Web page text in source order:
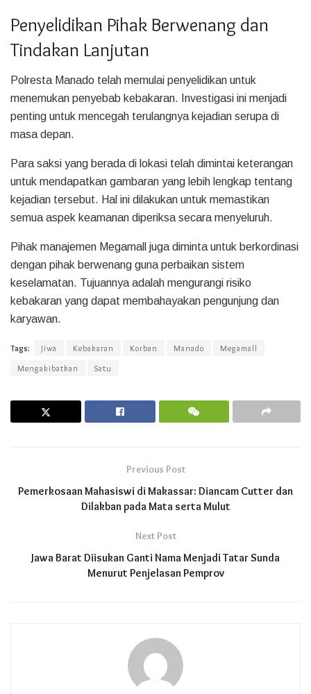
Penyelidikan Pihak Berwenang dan
Tindakan Lanjutan
Polresta Manado telah memulai penyelidikan untuk
menemukan penyebab kebakaran. Investigasi ini menjadi
penting untuk mencegah terulangnya kejadian serupa di
masa depan.
Para saksi yang berada di lokasi telah dimintai keterangan
untuk mendapatkan gambaran yang lebih lengkap tentang
kejadian tersebut. Hal ini dilakukan untuk memastikan
semua aspek keamanan diperiksa secara menyeluruh.
Pihak manajemen Megamall juga diminta untuk berkordinasi
dengan pihak berwenang guna perbaikan sistem
keselamatan. Tujuannya adalah mengurangi risiko
kebakaran yang dapat membahayakan pengunjung dan
karyawan.
Tags: Jiwa Kebakaran Korban Manado
Megamall
Mengakibatkan
Satu
Previous Post
Pemerkosaan Mahasiswi di Makassar: Diancam Cutter dan
Dilakban pada Mata serta Mulut
Next Post
Jawa Barat Diisukan Ganti Nama Menjadi Tatar Sunda
Menurut Penjelasan Pemprov